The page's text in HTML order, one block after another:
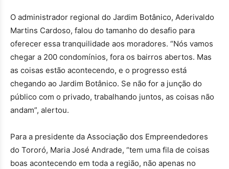
O administrador regional do Jardim Botânico, Aderivaldo
Martins Cardoso, falou do tamanho do desafio para
oferecer essa tranquilidade aos moradores. “Nós vamos
chegar a 200 condomínios, fora os bairros abertos. Mas
as coisas estão acontecendo, e o progresso está
chegando ao Jardim Botânico. Se não for a junção do
público com o privado, trabalhando juntos, as coisas não
andam”, alertou.
Para a presidente da Associação dos Empreendedores
do Tororó, Maria José Andrade, “tem uma fila de coisas
boas acontecendo em toda a região, não apenas no